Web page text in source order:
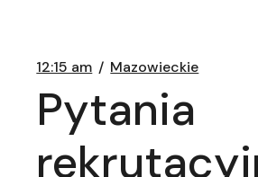
12:15 am Mazowieckie
Pytania